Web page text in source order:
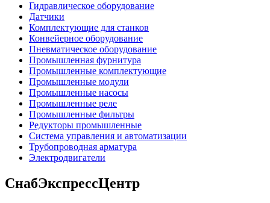
Гидравлическое оборудование
Датчики
Комплектующие для станков
Конвейерное оборудование
Пневматическое оборудование
Промышленная фурнитура
Промышленные комплектующие
Промышленные модули
Промышленные насосы
Промышленные реле
Промышленные фильтры
Редукторы промышленные
Система управления и автоматизации
Трубопроводная арматура
Электродвигатели
СнабЭкспрессЦентр